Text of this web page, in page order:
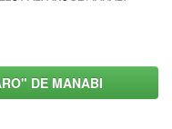
DE MANABI